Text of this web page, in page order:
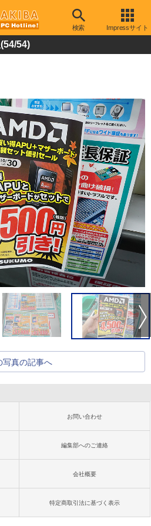
検索 Impressサイト
(54/54)
写真の記事へ
お問い合わせ
編集部へのご連絡
会社概要
特定商取引法に基づく表示